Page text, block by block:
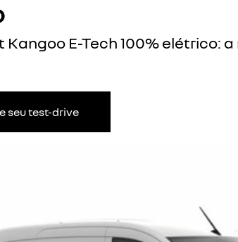
Kangoo E-Tech 100% elétrico:
seu test-drive